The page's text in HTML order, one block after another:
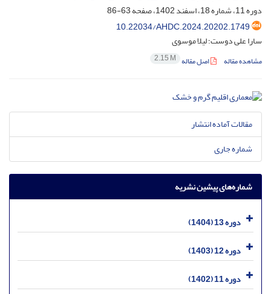
دوره 11، شماره 18، اسفند 1402، صفحه
63-86
10.22034/AHDC.2024.20202.1749
سارا علی دوست؛ لیلا موسوی
مشاهده مقاله اصل مقاله 2.15 M
مقالات آماده انتشار
شماره جاری
شماره‌های پیشین نشریه
دوره 13 (1404)
دوره 12 (1403)
دوره 11 (1402)